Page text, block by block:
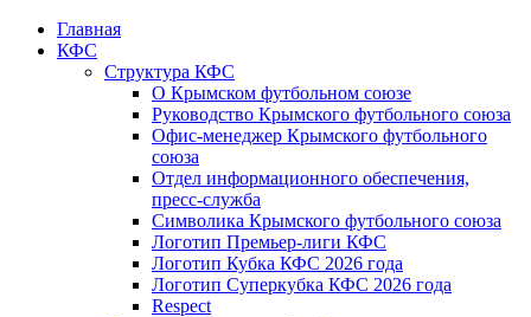
Главная
КФС
Структура КФС
О Крымском футбольном союзе
Руководство Крымского футбольного союза
Офис-менеджер Крымского футбольного
союза
Отдел информационного обеспечения,
пресс-служба
Символика Крымского футбольного союза
Логотип Премьер-лиги КФС
Логотип Кубка КФС 2026 года
Логотип Суперкубка КФС 2026 года
Respect